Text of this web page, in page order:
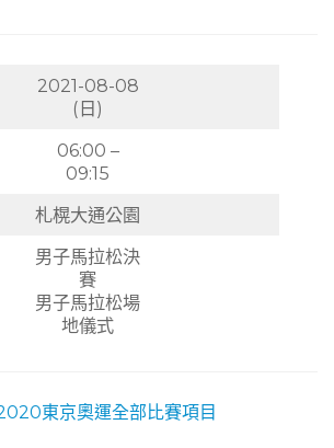
2021-08-08
(日)
06:00 –
09:15
札榥大通公園
男子馬拉松決
賽
男子馬拉松場
地儀式
東京奧運全部比賽項目